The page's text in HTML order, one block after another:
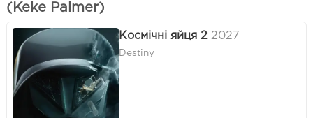
(Keke Palmer)
Космічні яйця 2 2027
Destiny